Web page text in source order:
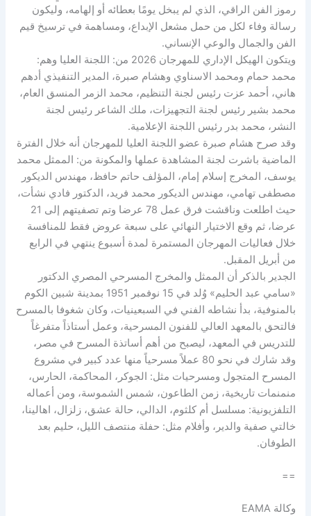
رموز الفن الراقي، الذي لم يبخل يومًا بعطائه أو إلهامه، وليكون
رسالة وفاء لكل من حمل مشعل الإبداع، ومساهمة في ترسيخ قيم
الفن والجمال والوعي الإنساني.
ويتكون الهيكل الإداري للمهرجان 2026 من: اللجنة العليا وهم:
محمد حمام ومحمد الاسناوي وهشام صبرة، المدير التنفيذي أدهم
هاني، أحمد عزت رئيس لجنة التنظيم، محمد الزمر المنسق العام،
محمد بشير رئيس لجنة التجهيزات، ملك الشاعر رئيس لجنة
النشر، محمد بدر رئيس اللجنة الإعلامية.
وقد صرح هشام صبرة عضو اللجنة العليا للمهرجان أنه خلال الفترة
الماضية باشرت لجنة المشاهدة عملها والمكونة من: الممثل محمد
يوسف، المخرج إسلام إمام، المؤلف حاتم حافظ، مهندس الديكور
مصطفى تهامي، مهندس الديكور محمد فريد، الدكتور فادي نشأت،
حيث اطلعت وناقشت فرق عمل 78 عرضا وتم تصفيتهم إلى 21
عرضا، ثم وقع الاختيار النهائي على سبعة عروض فقط للمنافسة
خلال فعاليات المهرجان المستمرة لمدة أسبوع ينتهي في الرابع
من أبريل المقبل.
الجدير بالذكر أن الممثل والمخرج المسرحي المصري الدكتور
«سامي عبد الحليم» وُلد في 15 نوفمبر 1951 بمدينة شبين الكوم
بالمنوفية، بدأ نشاطه الفني في السبعينيات، وكان شغوفا بالمسرح
فالتحق بالمعهد العالي للفنون المسرحية، وعمل أستاذاً متفرغاً
للتدريس في المعهد، ليصبح من أهم أساتذة المسرح في مصر،
وقد شارك في نحو 80 عملاً مسرحياً منها عدد كبير في مشروع
المسرح المتجول ومسرحيات مثل: الجوكر، المحاكمة، الحارس،
منمنمات تاريخية، زمن الطاعون، شمس الشموسة، ومن أعماله
التلفزيونية: مسلسل أم كلثوم، الدالي، حالة عشق، زلزال، اهالينا،
خالتي صفية والدير، وأفلام مثل: حفلة منتصف الليل، حليم بعد
الطوفان.
==
وكالة EAMA